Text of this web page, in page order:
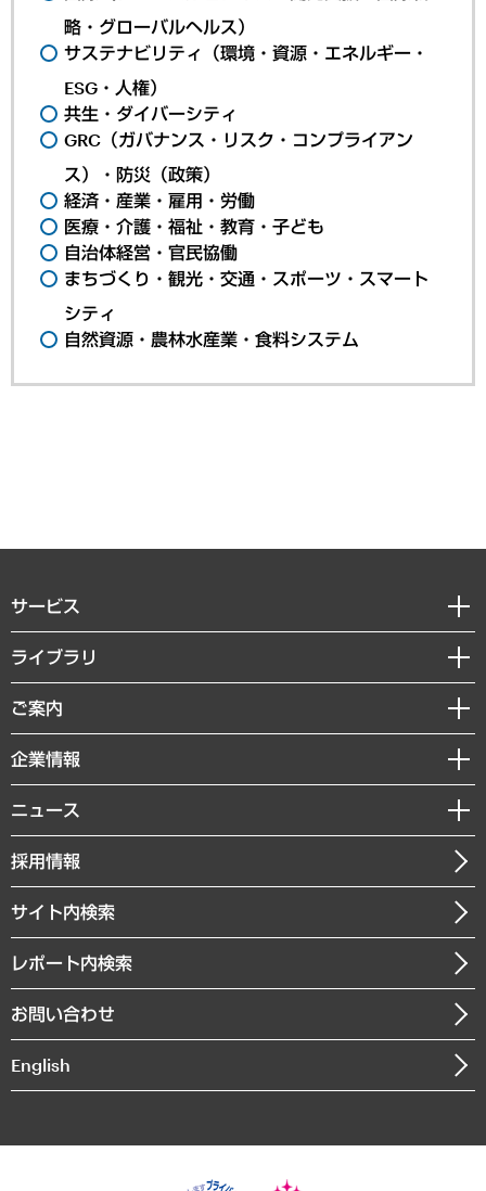
略・グローバルヘルス）
サステナビリティ（環境・資源・エネルギー・
ESG・人権）
共生・ダイバーシティ
GRC（ガバナンス・リスク・コンプライアン
ス）・防災（政策）
経済・産業・雇用・労働
医療・介護・福祉・教育・子ども
自治体経営・官民協働
まちづくり・観光・交通・スポーツ・スマート
シティ
自然資源・農林水産業・食料システム
サービス
経営戦略
組織・人事戦略
デジタルイノベーション
共生・ダイバーシティ
GRC（ガバナンス・リスク・コンプライアンス）・防災（政策）
経済・産業・雇用・労働
まちづくり・観光・交通・スポーツ・スマートシティ
自然資源・農林水産業・食料システム
ライブラリ
経済調査
レポート
コラム
経営用語集
受託・受注実績（官公庁関連）
メディア掲載・出演
ご案内
セミナー・イベント情報
MUFGビジネスセミナー
受託案件情報
企業情報
私たちの想い
社長メッセージ
会社概要
沿革
組織図・本部部室紹介
インドネシア現地法人
個人情報保護方針
ニュース
ニュースリリース
お知らせ
採用情報
サイト内検索
レポート内検索
お問い合わせ
English